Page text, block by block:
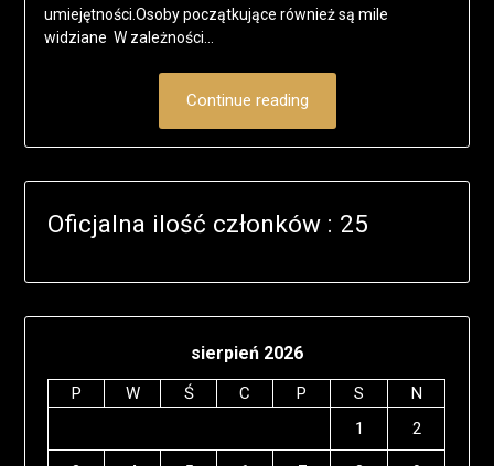
umiejętności.Osoby początkujące również są mile
widziane W zależności…
Continue reading
Oficjalna ilość członków : 25
sierpień 2026
P W Ś C P S
N
1
2